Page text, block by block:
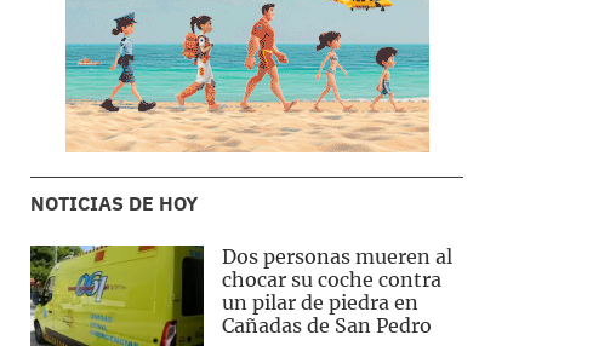
NOTICIAS DE HOY
Dos personas mueren al
chocar su coche contra
un pilar de piedra en
Cañadas de San Pedro